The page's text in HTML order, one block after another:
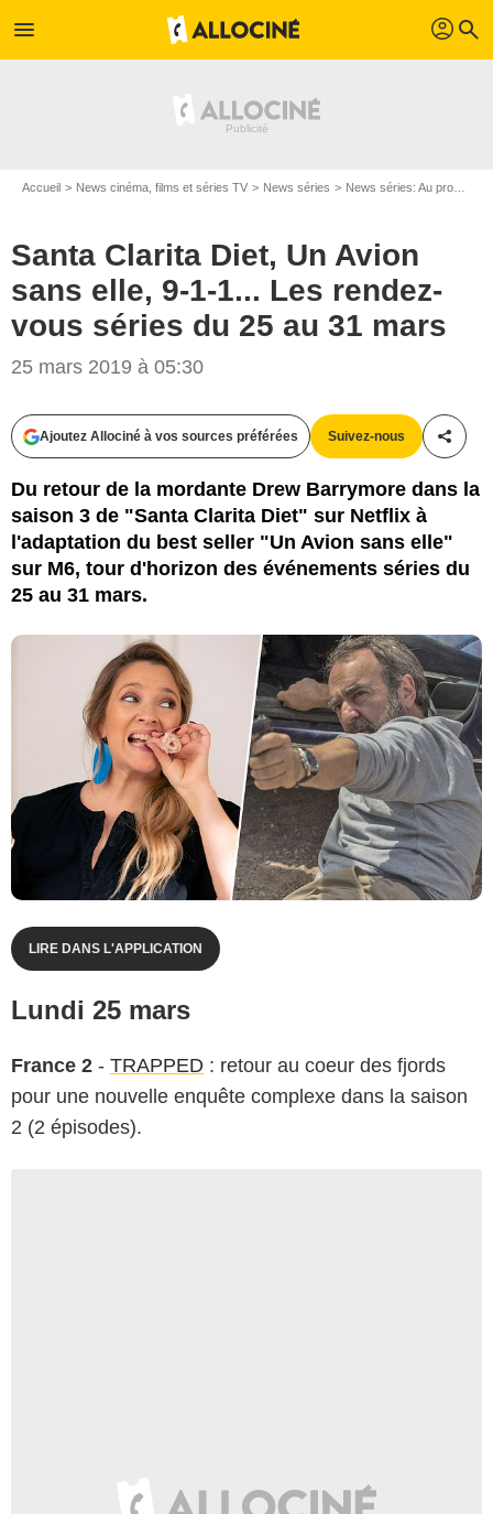
menu profil search
Accueil News cinéma, films et séries TV News séries News séries: Au programme
Santa Clarita Diet, Un Avion
sans elle, 9-1-1... Les rendez-
vous séries du 25 au 31 mars
25 mars 2019 à 05:30
Ajoutez Allociné à vos sources préférées Suivez-nous
Du retour de la mordante Drew Barrymore dans la
saison 3 de "Santa Clarita Diet" sur Netflix à
l'adaptation du best seller "Un Avion sans elle"
sur M6, tour d'horizon des événements séries du
25 au 31 mars.
LIRE DANS L'APPLICATION
Lundi 25 mars
France 2 - TRAPPED : retour au coeur des fjords
pour une nouvelle enquête complexe dans la saison
2 (2 épisodes).